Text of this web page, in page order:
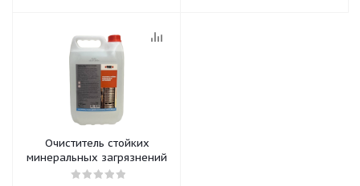
Очиститель стойких
минеральных загрязнений